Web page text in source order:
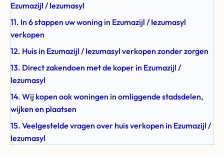
Ezumazijl / Iezumasyl
11. In 6 stappen uw woning in Ezumazijl / Iezumasyl
verkopen
12. Huis in Ezumazijl / Iezumasyl verkopen zonder zorgen
13. Direct zakendoen met de koper in Ezumazijl /
Iezumasyl
14. Wij kopen ook woningen in omliggende stadsdelen,
wijken en plaatsen
15. Veelgestelde vragen over huis verkopen in Ezumazijl /
Iezumasyl